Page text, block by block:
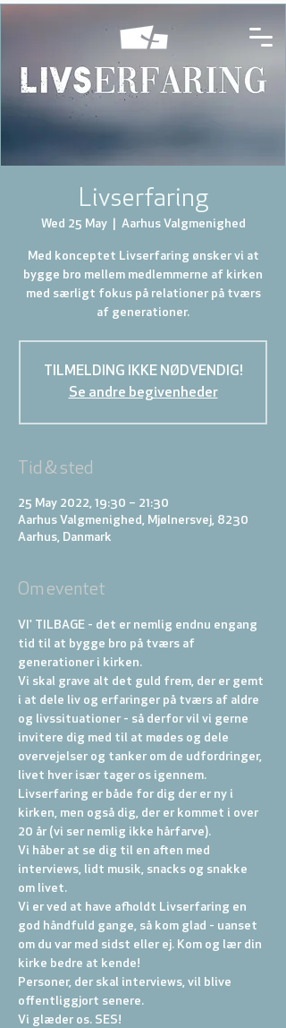
Livserfaring
Wed 25 May
  |
Aarhus Valgmenighed
Med konceptet Livserfaring ønsker vi at
bygge bro mellem medlemmerne af kirken
med særligt fokus på relationer på tværs
af generationer.
TILMELDING IKKE NØDVENDIG!
Se andre begivenheder
Tid & sted
25 May 2022, 19:30 – 21:30
Aarhus Valgmenighed, Mjølnersvej, 8230
Aarhus, Danmark
Om eventet
VI' TILBAGE - det er nemlig endnu engang
tid til at bygge bro på tværs af
generationer i kirken.
Vi skal grave alt det guld frem, der er gemt
i at dele liv og erfaringer på tværs af aldre
og livssituationer - så derfor vil vi gerne
invitere dig med til at mødes og dele
overvejelser og tanker om de udfordringer,
livet hver især tager os igennem.
Livserfaring er både for dig der er ny i
kirken, men også dig, der er kommet i over
20 år (vi ser nemlig ikke hårfarve).
Vi håber at se dig til en aften med
interviews, lidt musik, snacks og snakke
om livet.
Vi er ved at have afholdt Livserfaring en
god håndfuld gange, så kom glad - uanset
om du var med sidst eller ej. Kom og lær din
kirke bedre at kende!
Personer, der skal interviews, vil blive
offentliggjort senere.
Vi glæder os. SES!